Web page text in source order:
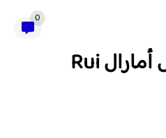
0
ثورة! | روي مانْويل أمارال Rui